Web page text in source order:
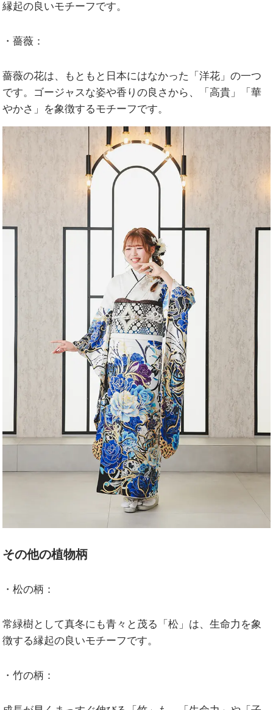
縁起の良いモチーフです。
・薔薇：
薔薇の花は、もともと日本にはなかった「洋花」の一つ
です。ゴージャスな姿や香りの良さから、「高貴」「華
やかさ」を象徴するモチーフです。
その他の植物柄
・松の柄：
常緑樹として真冬にも青々と茂る「松」は、生命力を象
徴する縁起の良いモチーフです。
・竹の柄：